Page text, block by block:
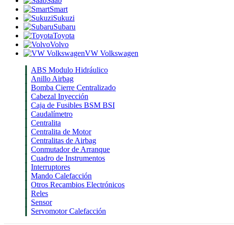
Smart
Sukuzi
Subaru
Toyota
Volvo
VW Volkswagen
ABS Modulo Hidráulico
Anillo Airbag
Bomba Cierre Centralizado
Cabezal Inyección
Caja de Fusibles BSM BSI
Caudalímetro
Centralita
Centralita de Motor
Centralitas de Airbag
Conmutador de Arranque
Cuadro de Instrumentos
Interruptores
Mando Calefacción
Otros Recambios Electrónicos
Reles
Sensor
Servomotor Calefacción